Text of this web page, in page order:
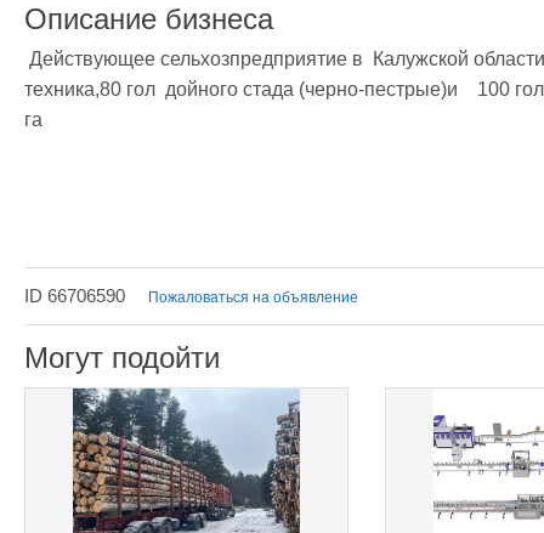
Описание бизнеса
техника,80 гол  дойного стада (черно-пестрые)и    100
га
ID 66706590 Пожаловаться на объявление
Могут подойти